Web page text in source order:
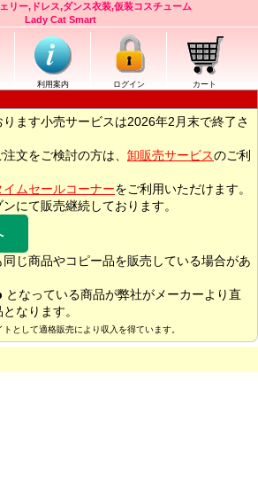
リー,ドレス,ダンス衣装,仮装コスチューム
Lady Cat Smart
利用案内 ログイン カート
ます小売サービスは2026年2月末で終了さ
文をご検討の方は、 卸販売サービスのご利
イムセールコーナーをご利用いただけます。
にて販売継続しております。
じ商品やコピー品を販売している場合があ
となっている商品が弊社がメーカーより直
なります。
として適格販売により収入を得ています。